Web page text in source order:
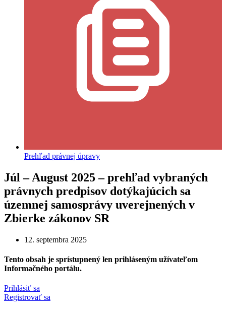
Prehľad právnej úpravy
Júl – August 2025 – prehľad vybraných
právnych predpisov dotýkajúcich sa
územnej samosprávy uverejnených v
Zbierke zákonov SR
12. septembra 2025
Tento obsah je sprístupnený len prihláseným užívateľom
Informačného portálu.
Prihlásiť sa
Registrovať sa